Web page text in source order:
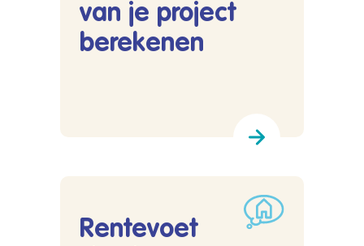
van je project
berekenen
Rentevoet